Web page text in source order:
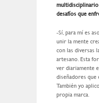
multidisciplinario
desafíos que
-Sí, para mí es
unir la mente
con las diversas
artesano. Esta
ver diariamente
diseñadores que
También yo
propia marca.